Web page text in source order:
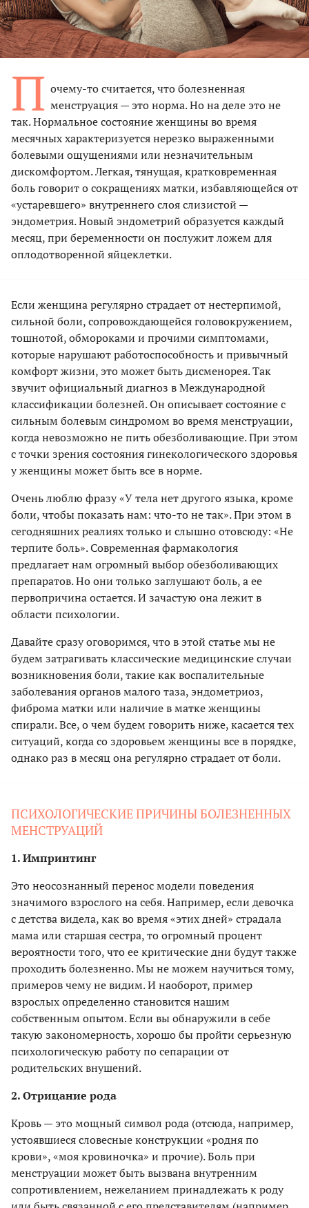
П очему-то считается, что болезненная
менструация — это норма. Но на деле это не
так. Нормальное состояние женщины во время
месячных характеризуется нерезко выраженными
болевыми ощущениями или незначительным
дискомфортом. Легкая, тянущая, кратковременная
боль говорит о сокращениях матки, избавляющейся от
«устаревшего» внутреннего слоя слизистой —
эндометрия. Новый эндометрий образуется каждый
месяц, при беременности он послужит ложем для
оплодотворенной яйцеклетки.
Если женщина регулярно страдает от нестерпимой,
сильной боли, сопровождающейся головокружением,
тошнотой, обмороками и прочими симптомами,
которые нарушают работоспособность и привычный
комфорт жизни, это может быть дисменорея. Так
звучит официальный диагноз в Международной
классификации болезней. Он описывает состояние с
сильным болевым синдромом во время менструации,
когда невозможно не пить обезболивающие. При этом
с точки зрения состояния гинекологического здоровья
у женщины может быть все в норме.
Очень люблю фразу «У тела нет другого языка, кроме
боли, чтобы показать нам: что-то не так». При этом в
сегодняшних реалиях только и слышно отовсюду: «Не
терпите боль». Современная фармакология
предлагает нам огромный выбор обезболивающих
препаратов. Но они только заглушают боль, а ее
первопричина остается. И зачастую она лежит в
области психологии.
Давайте сразу оговоримся, что в этой статье мы не
будем затрагивать классические медицинские случаи
возникновения боли, такие как воспалительные
заболевания органов малого таза, эндометриоз,
фиброма матки или наличие в матке женщины
спирали. Все, о чем будем говорить ниже, касается тех
ситуаций, когда со здоровьем женщины все в порядке,
однако раз в месяц она регулярно страдает от боли.
ПСИХОЛОГИЧЕСКИЕ ПРИЧИНЫ БОЛЕЗНЕННЫХ
МЕНСТРУАЦИЙ
1. Импринтинг
Это неосознанный перенос модели поведения
значимого взрослого на себя. Например, если девочка
с детства видела, как во время «этих дней» страдала
мама или старшая сестра, то огромный процент
вероятности того, что ее критические дни будут также
проходить болезненно. Мы не можем научиться тому,
примеров чему не видим. И наоборот, пример
взрослых определенно становится нашим
собственным опытом. Если вы обнаружили в себе
такую закономерность, хорошо бы пройти серьезную
психологическую работу по сепарации от
родительских внушений.
2. Отрицание рода
Кровь — это мощный символ рода (отсюда, например,
устоявшиеся словесные конструкции «родня по
крови», «моя кровиночка» и прочие). Боль при
менструации может быть вызвана внутренним
сопротивлением, нежеланием принадлежать к роду